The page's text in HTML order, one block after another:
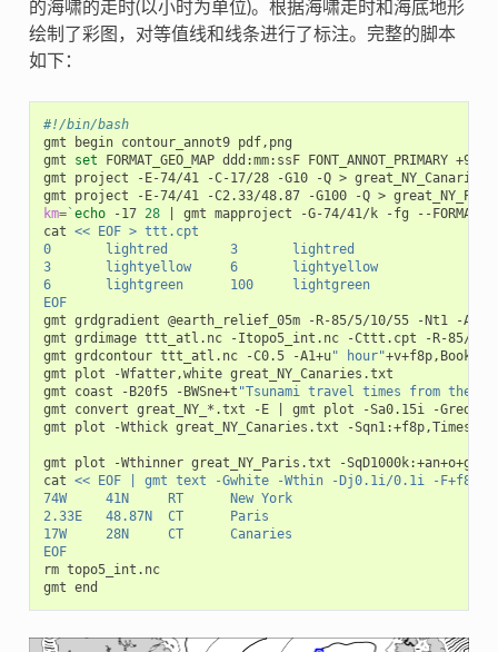
的海啸的走时(以小时为单位)。根据海啸走时和海底地形
绘制了彩图，对等值线和线条进行了标注。完整的脚本
如下：
#!/bin/bash
gmt begin contour_annot9 pdf,png
gmt set FORMAT_GEO_MAP ddd:mm:ssF FONT_ANNOT_PRIMARY +9p
gmt project -E-74/41 -C-17/28 -G10 -Q >
km=` echo -17 28
gmt mapproject -G-74/41/k -fg --
cat << EOF > ttt.cpt
0	lightred	3	lightred
3	lightyellow	6	lightyellow
6	lightgreen	100	lightgreen
EOF
gmt grdgradient @earth_relief_05m -R-85/5/10/55 -Nt1 -A45
gmt grdimage ttt_atl.nc -Itopo5_int.nc -Cttt.cpt -R-85/5/
gmt grdcontour ttt_atl.nc -C0.5 -A1+u" hour"
gmt plot -Wfatter,white great_NY_Canaries.txt
gmt coast -B20f5 -BWSne+t "Tsunami travel times from the
gmt convert great_NY_*.txt -E
gmt plot -Sa0.15i -Gred -
gmt plot -Wthick great_NY_Canaries.txt -Sqn1:+f8p,Times-
gmt plot -Wthinner great_NY_Paris.txt -
cat << EOF | gmt text -Gwhite -Wthin -Dj0.1i/0.1i -
74W	41N	RT	New York
2.33E	48.87N	CT	Paris
17W	28N	CT	Canaries
EOF
rm topo5_int.nc